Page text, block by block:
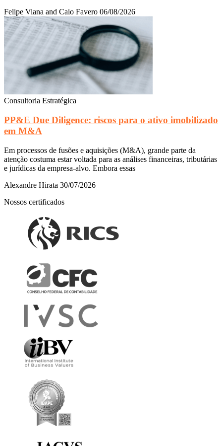
Felipe Viana and Caio Favero 06/08/2026
Consultoria Estratégica
PP&E Due Diligence: riscos para o ativo imobilizado
em M&A
Em processos de fusões e aquisições (M&A), grande parte da
atenção costuma estar voltada para as análises financeiras, tributárias
e jurídicas da empresa-alvo. Embora essas
Alexandre Hirata 30/07/2026
Nossos certificados